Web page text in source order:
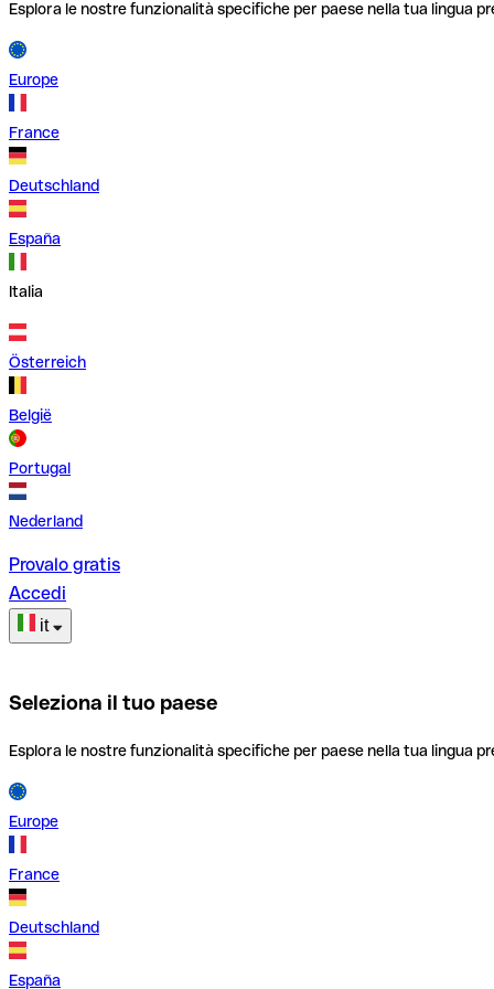
Esplora le nostre funzionalità specifiche per paese nella tua lingua
Europe
France
Deutschland
España
Italia
Österreich
België
Portugal
Nederland
Provalo gratis
Accedi
it
Seleziona il tuo paese
Esplora le nostre funzionalità specifiche per paese nella tua lingua
Europe
France
Deutschland
España